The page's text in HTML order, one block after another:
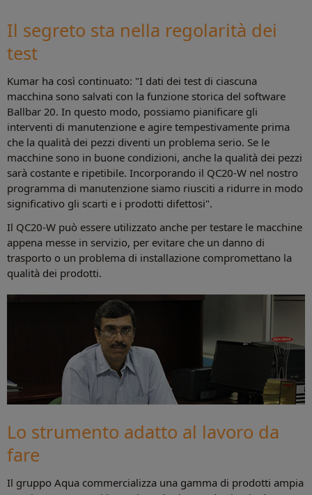
Il segreto sta nella regolarità dei
test
Kumar ha così continuato: "I dati dei test di ciascuna
macchina sono salvati con la funzione storica del software
Ballbar 20. In questo modo, possiamo pianificare gli
interventi di manutenzione e agire tempestivamente prima
che la qualità dei pezzi diventi un problema serio. Se le
macchine sono in buone condizioni, anche la qualità dei pezzi
sarà costante e ripetibile. Incorporando il QC20-W nel nostro
programma di manutenzione siamo riusciti a ridurre in modo
significativo gli scarti e i prodotti difettosi".
Il QC20-W può essere utilizzato anche per testare le macchine
appena messe in servizio, per evitare che un danno di
trasporto o un problema di installazione compromettano la
qualità dei prodotti.
Lo strumento adatto al lavoro da
fare
Il gruppo Aqua commercializza una gamma di prodotti ampia